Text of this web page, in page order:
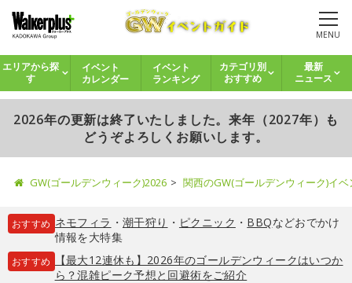
MENU
エリアから探
す
イベント
カレンダー
イベント
ランキング
カテゴリ別
おすすめ
最新
ニュース
2026年の更新は終了いたしました。来年（2027年）も
どうぞよろしくお願いします。
GW(ゴールデンウィーク)2026 関西のGW(ゴールデンウィーク)イ
おすすめ ネモフィラ ・ 潮干狩り ・ ピクニック ・ BBQなどおでかけ
情報を大特集
おすすめ
【最大12連休も】2026年のゴールデンウィークはいつか
ら？混雑ピーク予想と回避術をご紹介